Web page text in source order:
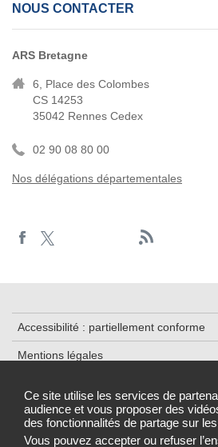
Ce site utilise les services de
audience et vous proposer des
des fonctionnalités de partage sur
Vous pouvez accepter ou refuser
NOUS CONTACTER
ARS Bretagne
6, Place des Colombes
CS 14253
35042 Rennes Cedex
02 90 08 80 00
Nos délégations départementales
Accessibilité : partiellement conforme
Mentions légales
Cookies et traceurs
Gestion des cookies